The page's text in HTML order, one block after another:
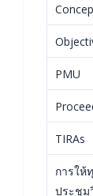
PMU
TIRAs
การให้
ประชุม